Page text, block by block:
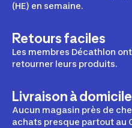
(HE) en semaine.
Retours faciles
Les membres Décathlon
retourner leurs produits.
Livraison à domicile
Aucun magasin près de
achats presque partout au